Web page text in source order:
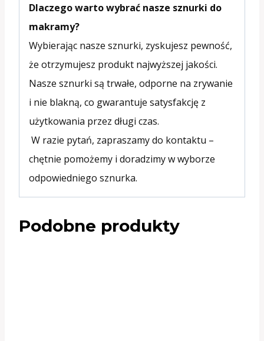
Dlaczego warto wybrać nasze sznurki do
makramy?
Wybierając nasze sznurki, zyskujesz pewność,
że otrzymujesz produkt najwyższej jakości.
Nasze sznurki są trwałe, odporne na zrywanie
i nie blakną, co gwarantuje satysfakcję z
użytkowania przez długi czas.
W razie pytań, zapraszamy do kontaktu –
chętnie pomożemy i doradzimy w wyborze
odpowiedniego sznurka.
Podobne produkty